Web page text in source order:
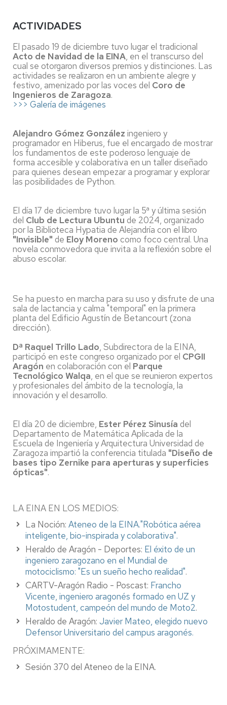
ACTIVIDADES
El pasado 19 de diciembre tuvo lugar el tradicional
Acto de Navidad de la EINA, en el transcurso del
cual se otorgaron diversos premios y distinciones. Las
actividades se realizaron en un ambiente alegre y
festivo, amenizado por las voces del Coro de
Ingenieros de Zaragoza.
>>> Galería de imágenes
Alejandro Gómez González ingeniero y
programador en Hiberus, fue el encargado de mostrar
los fundamentos de este poderoso lenguaje de
forma accesible y colaborativa en un taller diseñado
para quienes desean empezar a programar y explorar
las posibilidades de Python.
El día 17 de diciembre tuvo lugar la 5ª y última sesión
del Club de Lectura Ubuntu de 2024, organizado
por la Biblioteca Hypatia de Alejandría con el libro
"Invisible" de Eloy Moreno como foco central. Una
novela conmovedora que invita a la reflexión sobre el
abuso escolar.
Se ha puesto en marcha para su uso y disfrute de una
sala de lactancia y calma "temporal" en la primera
planta del Edificio Agustín de Betancourt (zona
dirección).
Dª Raquel Trillo Lado, Subdirectora de la EINA,
participó en este congreso organizado por el CPGII
Aragón en colaboración con el Parque
Tecnológico Walqa, en el que se reunieron expertos
y profesionales del ámbito de la tecnología, la
innovación y el desarrollo.
El día 20 de diciembre, Ester Pérez Sinusía del
Departamento de Matemática Aplicada de la
Escuela de Ingeniería y Arquitectura Universidad de
Zaragoza impartió la conferencia titulada "Diseño de
bases tipo Zernike para aperturas y superficies
ópticas".
LA EINA EN LOS MEDIOS:
La Noción: Ateneo de la EINA."Robótica aérea
inteligente, bio-inspirada y colaborativa".
Heraldo de Aragón - Deportes: El éxito de un
ingeniero zaragozano en el Mundial de
motociclismo: "Es un sueño hecho realidad".
CARTV-Aragón Radio - Poscast: Francho
Vicente, ingeniero aragonés formado en UZ y
Motostudent, campeón del mundo de Moto2.
Heraldo de Aragón: Javier Mateo, elegido nuevo
Defensor Universitario del campus aragonés.
PRÓXIMAMENTE:
Sesión 370 del Ateneo de la EINA.